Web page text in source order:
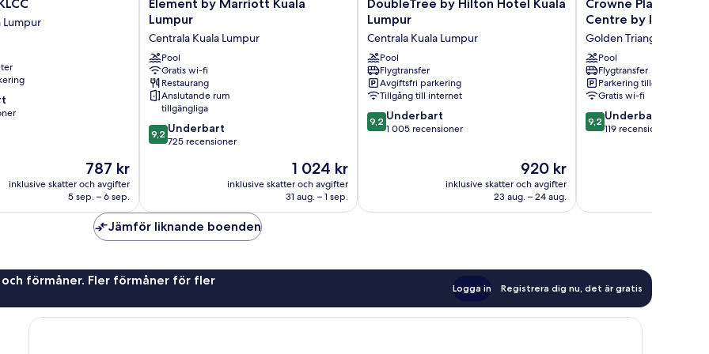
Lumpur
Priset
är
787 kr
787 kr
inklusive skatter och avgifter
5 sep. – 6 sep.
by
Marriott
Kuala
Lumpur
Centrala
Kuala
Lumpur
Element by Marriott Kuala
Lumpur
Centrala Kuala Lumpur
Pool
Gratis wi-fi
Restaurang
Anslutande rum
tillgängliga
9.2
av
9,2 Underbart
725 recensioner
Priset
är
1 024 kr
1 024 kr
inklusive skatter och avgifter
31 aug. – 1 sep.
by
Hilton
Hotel
Kuala
Lumpur
Centrala
Kuala
Lumpur
DoubleTree by Hilton Hotel Kuala
Lumpur
Centrala Kuala Lumpur
Pool
Flygtransfer
Avgiftsfri parkering
Tillgång till internet
9.2
av
9,2 Underbart
1 005 recensioner
Priset
är
920 kr
920 kr
inklusive skatter och avgifter
23 aug. – 24 aug.
Plaza
Lumpur
City
Centre
by
IHG
Golden
Triangle
Crowne Plaza Kuala
Centre by IHG
Golden Triangle
Pool
Flygtransfer
Parkering tillgänglig
Gratis wi-fi
9.2
av
9,2 Underbart
119 recensioner
Jämför liknande boenden
förmåner. Fler förmåner för fler
Logga in Registrera dig nu, det är gratis